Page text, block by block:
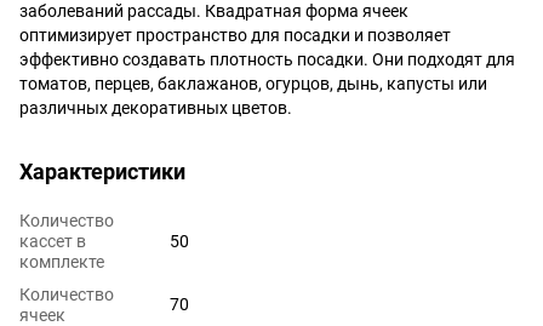
заболеваний рассады. Квадратная форма ячеек
оптимизирует пространство для посадки и позволяет
эффективно создавать плотность посадки. Они подходят для
томатов, перцев, баклажанов, огурцов, дынь, капусты или
различных декоративных цветов.
Характеристики
Количество
кассет в
комплекте
50
Количество
ячеек
70